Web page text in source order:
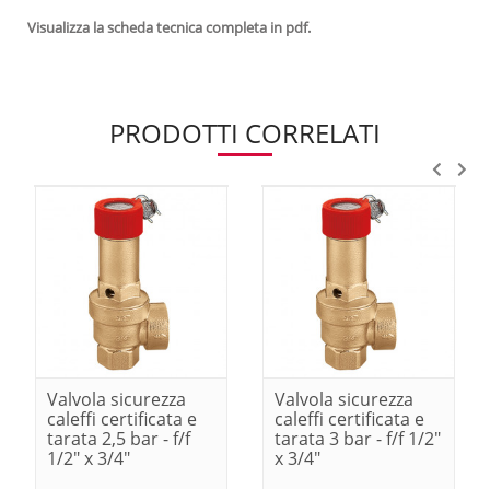
Visualizza la scheda tecnica completa in pdf.
PRODOTTI CORRELATI
Valvola sicurezza
caleffi certificata e
tarata 2,5 bar - f/f
1/2" x 3/4"
Valvola sicurezza
caleffi certificata e
tarata 3 bar - f/f 1/2"
x 3/4"